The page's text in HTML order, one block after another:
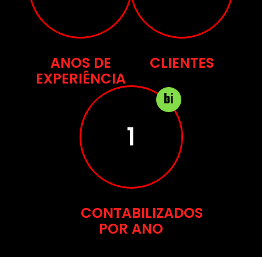
ANOS DE
EXPERIÊNCIA
CLIENTES
2
bi
CONTABILIZADOS
POR ANO